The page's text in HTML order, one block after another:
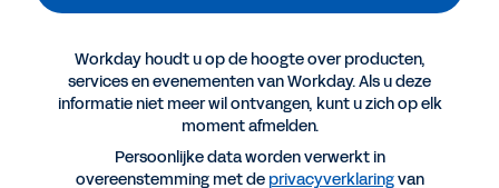
Meer resources
WHITEPAPER
Workday houdt u op de hoogte over producten,
services en evenementen van Workday. Als u deze
informatie niet meer wil ontvangen, kunt u zich op elk
moment afmelden.
Persoonlijke data worden verwerkt in
overeenstemming met de privacyverklaringvan